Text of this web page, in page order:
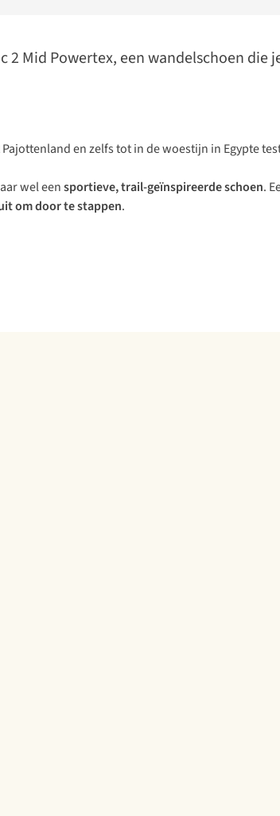
Mid Powertex, een wandelschoen
en zelfs tot in de woestijn in Egypte
wel eensportieve, trail-geïnspireerde schoen.
om door te stappen.